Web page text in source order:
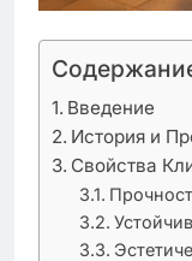
Введение
История и
Свойства